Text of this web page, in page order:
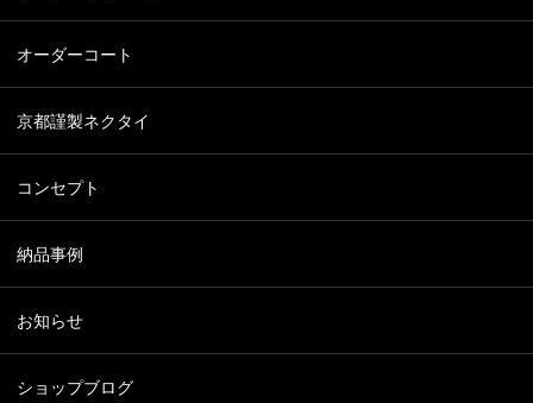
オーダーコート
京都謹製ネクタイ
コンセプト
納品事例
お知らせ
ショップブログ